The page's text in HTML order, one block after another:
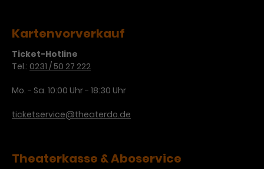
Kartenvorverkauf
Ticket-Hotline
Tel.: 0231 / 50 27 222
Mo. - Sa. 10:00 Uhr - 18:30 Uhr
ticketservice@theaterdo.de
Theaterkasse & Aboservice